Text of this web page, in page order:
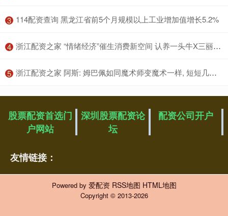
3 ​114配资查询 黑龙江省前5个月规模以上工业增加值增长5.2%
4 ​浙江配资之家 “情绪经济”催生消费新空间 认养一头牛X三丽鸥家族推出纯牛奶新品
5 ​浙江配资之家 阿斯: 姆巴佩如同魔术师变魔术一样, 短短几分钟内就改变了比赛
股票配资首选门
户网站
深圳股票配资论
坛
配资公司开户
友情链接：
Powered by 爱配资 RSS地图 HTML地图
Copyright © 2013-2026